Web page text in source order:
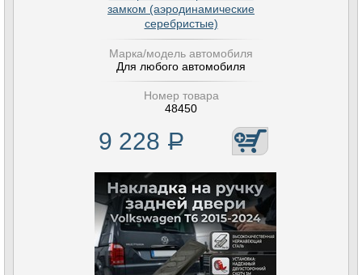
замком (аэродинамические
серебристые)
Марка/модель автомобиля
Для любого автомобиля
Номер товара
48450
9 228 Р